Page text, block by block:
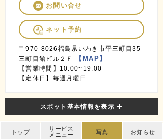
お問い合せ
ネット予約
〒970-8026福島県いわき市平三町目35
三町目館ビル２Ｆ
【MAP】
【営業時間】10:00~19:00
【定休日】毎週月曜日
スポット基本情報を表示
トップ
サービス
メニュー
写真 お知らせ